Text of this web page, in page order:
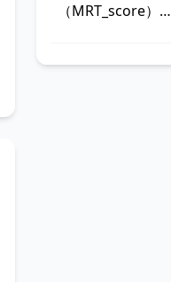
（MRT_score），